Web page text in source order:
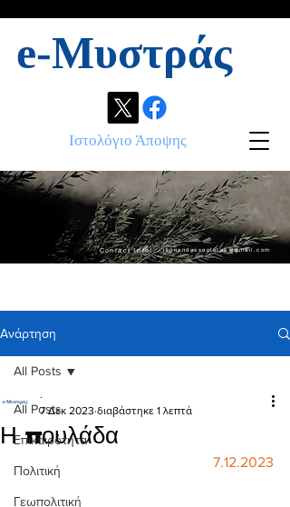
e-Μυστράς
Ιστολόγιο Άποψης
Contact info: ikonandassociates@gmail.com
Ανάρτηση
All Posts
Επικαιρότητα
Πολιτική
Γεωπολιτική
All Posts
Η πουλάδα
.
7 Δεκ 2023 διαβάστηκε 1 λεπτά
7.12.2023